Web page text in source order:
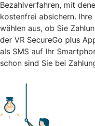
Bezahlverfahren, mit
kostenfrei absichern.
wählen aus, ob Sie
der VR SecureGo plus
als SMS auf Ihr
schon sind Sie bei